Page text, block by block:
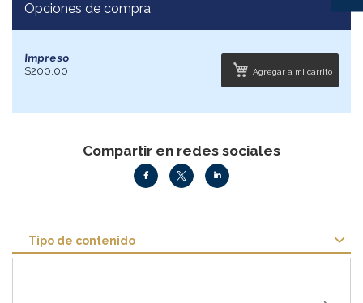
Opciones de compra
Impreso
$200.00
Agregar a mi carrito
Compartir en redes sociales
Tipo de contenido